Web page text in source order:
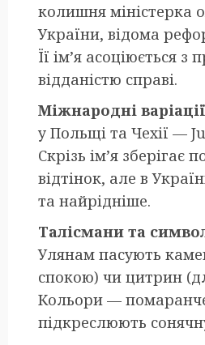
колишня міністерка
України, відома
Її ім’я асоціюється з
відданістю справі.
Міжнародні
у Польщі та Чехії —
Скрізь ім’я зберігає
відтінок, але в
та найрідніше.
Талісмани та
Улянам пасують
спокою) чи цитрин
Кольори —
підкреслюють